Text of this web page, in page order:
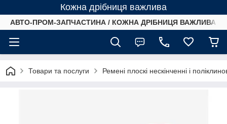
Кожна дрібниця важлива
АВТО-ПРОМ-ЗАПЧАСТИНА / КОЖНА ДРІБНИЦЯ ВАЖЛИВА /
Товари та послуги Ремені плоскі нескінченні і